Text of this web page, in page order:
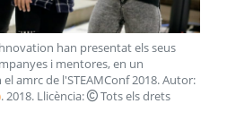
han presentat els seus
i mentores, en un
amrc de l'STEAMConf 2018. Autor:
.2018. Llicència:
Tots els drets